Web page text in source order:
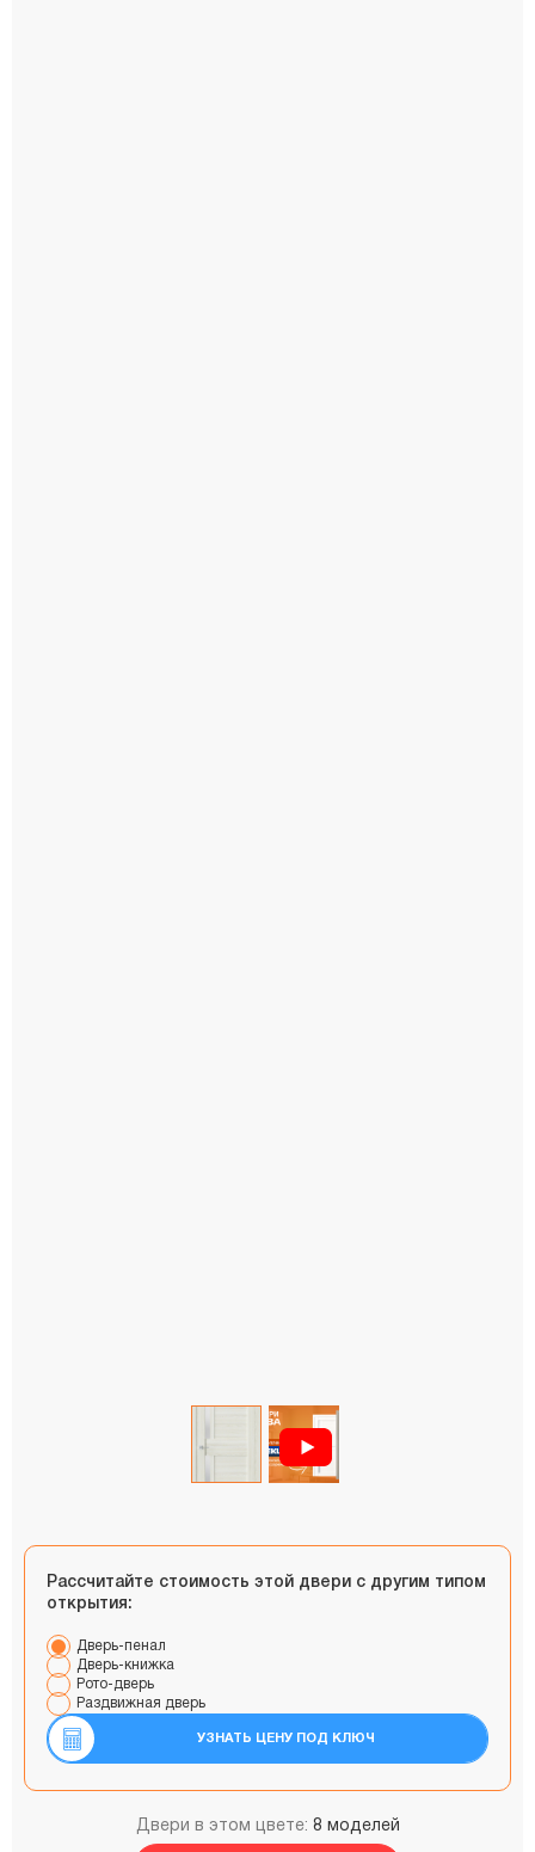
Рассчитайте стоимость этой двери с другим типом
открытия:
Дверь-пенал
Дверь-книжка
Рото-дверь
Раздвижная дверь
УЗНАТЬ ЦЕНУ ПОД КЛЮЧ
Двери в этом цвете: 8 моделей